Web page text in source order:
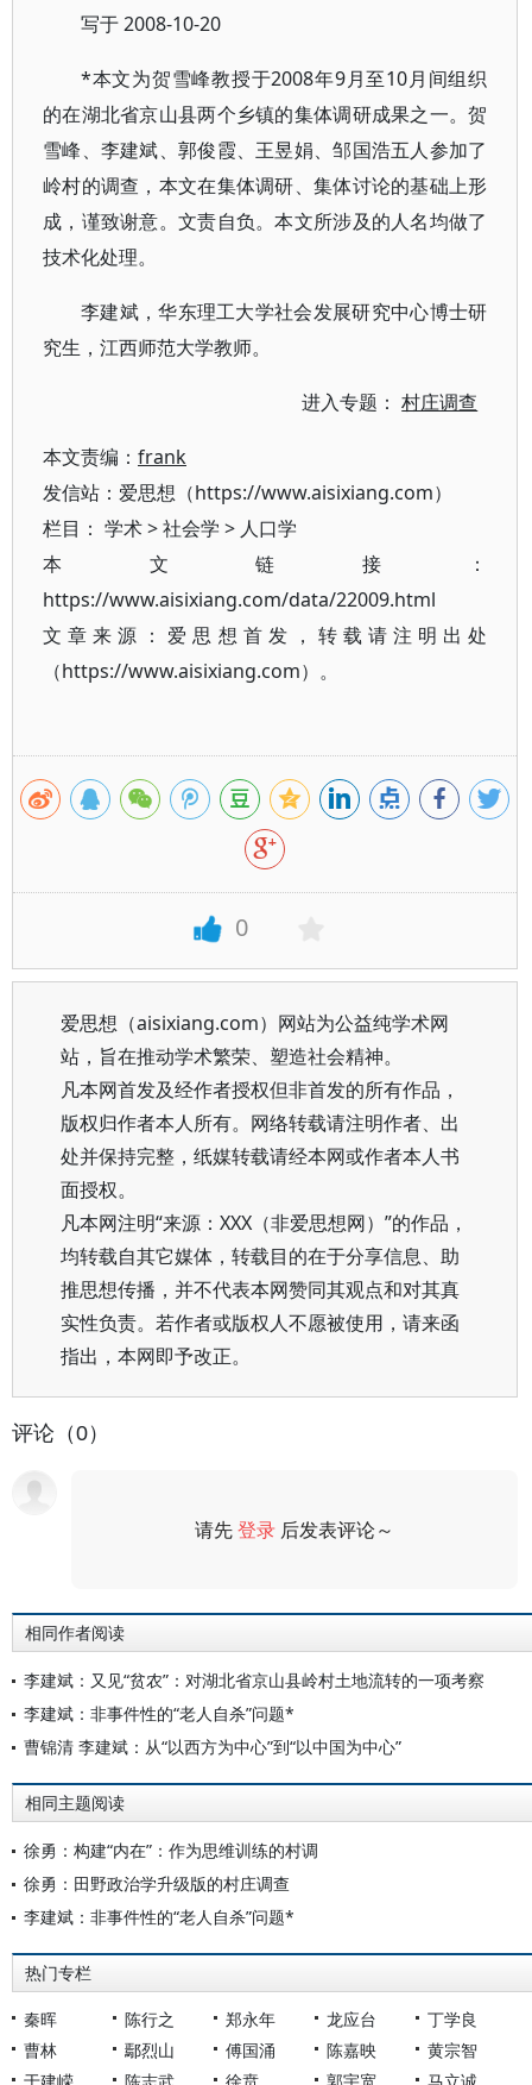
写于 2008-10-20
*本文为贺雪峰教授于2008年9月至10月间组织
的在湖北省京山县两个乡镇的集体调研成果之一。贺
雪峰、李建斌、郭俊霞、王昱娟、邹国浩五人参加了
岭村的调查，本文在集体调研、集体讨论的基础上形
成，谨致谢意。文责自负。本文所涉及的人名均做了
技术化处理。
李建斌，华东理工大学社会发展研究中心博士研
究生，江西师范大学教师。
进入专题：村庄调查
本文责编： frank
发信站：爱思想（https://www.aisixiang.com）
栏目： 学术>社会学 > 人口学
本文链接：
https://www.aisixiang.com/data/22009.html
文章来源：爱思想首发，转载请注明出处
（https://www.aisixiang.com）。
0
爱思想（aisixiang.com）网站为公益纯学术网
站，旨在推动学术繁荣、塑造社会精神。
凡本网首发及经作者授权但非首发的所有作品，
版权归作者本人所有。网络转载请注明作者、出
处并保持完整，纸媒转载请经本网或作者本人书
面授权。
凡本网注明“来源：XXX（非爱思想网）”的作品，
均转载自其它媒体，转载目的在于分享信息、助
推思想传播，并不代表本网赞同其观点和对其真
实性负责。若作者或版权人不愿被使用，请来函
指出，本网即予改正。
评论（0）
请先登录 后发表评论～
相同作者阅读
李建斌：又见“贫农”：对湖北省京山县岭村土地流转的一项考察
李建斌：非事件性的“老人自杀”问题*
曹锦清 李建斌：从“以西方为中心”到“以中国为中心”
相同主题阅读
徐勇：构建“内在”：作为思维训练的村调
徐勇：田野政治学升级版的村庄调查
李建斌：非事件性的“老人自杀”问题*
热门专栏
秦晖 陈行之 郑永年 龙应台
丁学良
曹林
鄢烈山 傅国涌 陈嘉映
黄宗智